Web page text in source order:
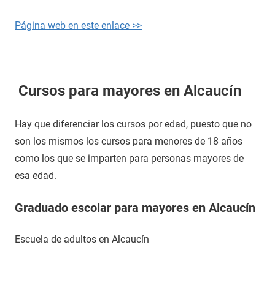
Página web en este enlace >>
Cursos para mayores en Alcaucín
Hay que diferenciar los cursos por edad, puesto que no
son los mismos los cursos para menores de 18 años
como los que se imparten para personas mayores de
esa edad.
Graduado escolar para mayores en Alcaucín
Escuela de adultos en Alcaucín